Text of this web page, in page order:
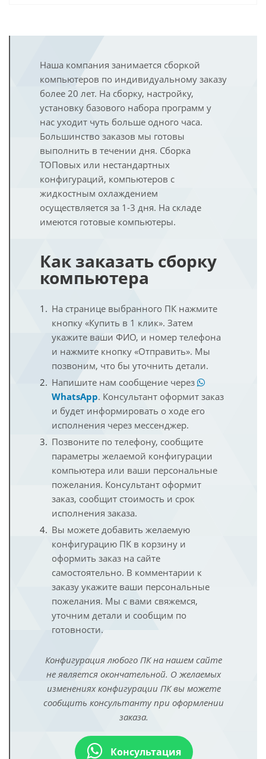
Наша компания занимается сборкой
компьютеров по индивидуальному заказу
более 20 лет. На сборку, настройку,
установку базового набора программ у
нас уходит чуть больше одного часа.
Большинство заказов мы готовы
выполнить в течении дня. Сборка
ТОПовых или нестандартных
конфигураций, компьютеров с
жидкостным охлаждением
осуществляется за 1-3 дня. На складе
имеются готовые компьютеры.
Как заказать сборку
компьютера
На странице выбранного ПК нажмите
кнопку «Купить в 1 клик». Затем
укажите ваши ФИО, и номер телефона
и нажмите кнопку «Отправить». Мы
позвоним, что бы уточнить детали.
Напишите нам сообщение через
WhatsApp. Консультант оформит заказ
и будет информировать о ходе его
исполнения через мессенджер.
Позвоните по телефону, сообщите
параметры желаемой конфигурации
компьютера или ваши персональные
пожелания. Консультант оформит
заказ, сообщит стоимость и срок
исполнения заказа.
Вы можете добавить желаемую
конфигурацию ПК в корзину и
оформить заказ на сайте
самостоятельно. В комментарии к
заказу укажите ваши персональные
пожелания. Мы с вами свяжемся,
уточним детали и сообщим по
готовности.
Конфигурация любого ПК на нашем сайте
не является окончательной. О желаемых
изменениях конфигурации ПК вы можете
сообщить консультанту при оформлении
заказа.
Консультация